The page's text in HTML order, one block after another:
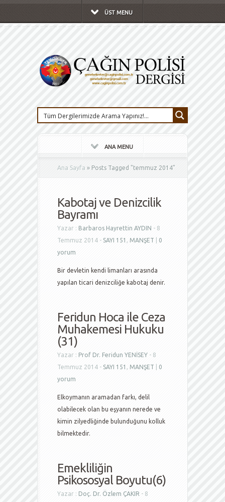
ÜST MENU
ANA MENU
Ana Sayfa » Posts Tagged "temmuz 2014"
Kabotaj ve Denizcilik
Bayramı
Yazar : Barbaros Hayrettin AYDIN - 8
Temmuz 2014 - SAYI 151 , MANŞET
0
yorum
Bir devletin kendi limanları arasında
yapılan ticari denizciliğe kabotaj denir.
Feridun Hoca ile Ceza
Muhakemesi Hukuku
(31)
Yazar : Prof Dr. Feridun YENİSEY - 8
Temmuz 2014 - SAYI 151 , MANŞET
0
yorum
Elkoymanın aramadan farkı, delil
olabilecek olan bu eşyanın nerede ve
kimin zilyedliğinde bulunduğunu kolluk
bilmektedir.
Emekliliğin
Psikososyal Boyutu(6)
Yazar : Doç. Dr. Özlem ÇAKIR - 8